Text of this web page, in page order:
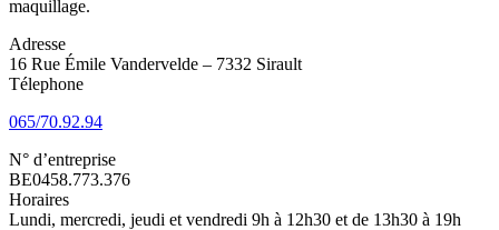
maquillage.
Adresse
16 Rue Émile Vandervelde – 7332 Sirault
Télephone
065/70.92.94
N° d’entreprise
BE0458.773.376
Horaires
Lundi, mercredi, jeudi et vendredi 9h à 12h30 et de 13h30 à 19h